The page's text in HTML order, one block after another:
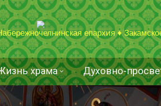
епархия ♦
храма Духовно-